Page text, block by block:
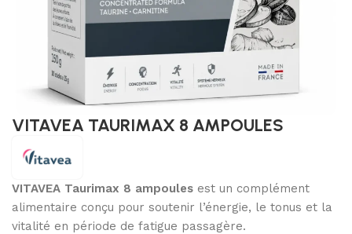
VITAVEA TAURIMAX 8 AMPOULES
VITAVEA Taurimax 8 ampoules est un complément
alimentaire conçu pour soutenir l’énergie, le tonus et la
vitalité en période de fatigue passagère.